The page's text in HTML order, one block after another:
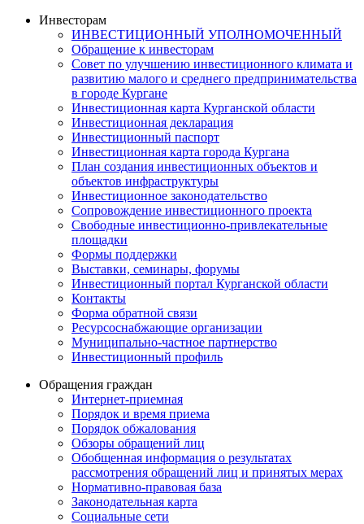
Инвесторам
ИНВЕСТИЦИОННЫЙ УПОЛНОМОЧЕННЫЙ
Обращение к инвесторам
Совет по улучшению инвестиционного климата и
развитию малого и среднего предпринимательства
в городе Кургане
Инвестиционная карта Курганской области
Инвестиционная декларация
Инвестиционный паспорт
Инвестиционная карта города Кургана
План создания инвестиционных объектов и
объектов инфраструктуры
Инвестиционное законодательство
Сопровождение инвестиционного проекта
Свободные инвестиционно-привлекательные
площадки
Формы поддержки
Выставки, семинары, форумы
Инвестиционный портал Курганской области
Контакты
Форма обратной связи
Ресурсоснабжающие организации
Муниципально-частное партнерство
Инвестиционный профиль
Обращения граждан
Интернет-приемная
Порядок и время приема
Порядок обжалования
Обзоры обращений лиц
Обобщенная информация о результатах
рассмотрения обращений лиц и принятых мерах
Нормативно-правовая база
Законодательная карта
Социальные сети